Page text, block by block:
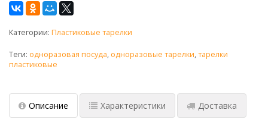
Категории: Пластиковые тарелки
Теги: одноразовая посуда, одноразовые тарелки,тарелки
пластиковые
Описание Характеристики Доставка